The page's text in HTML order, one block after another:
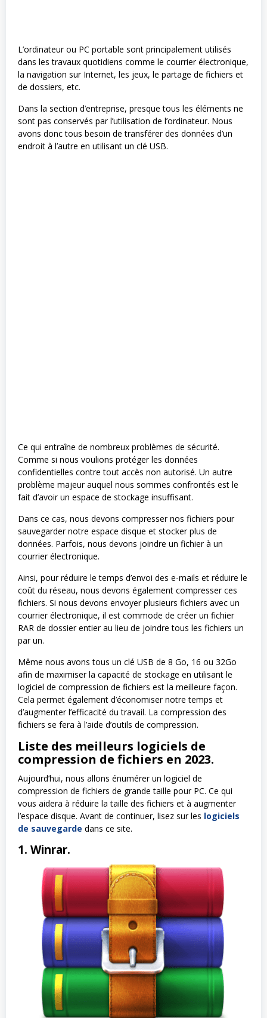
L’ordinateur ou PC portable sont principalement utilisés
dans les travaux quotidiens comme le courrier électronique,
la navigation sur Internet, les jeux, le partage de fichiers et
de dossiers, etc.
Dans la section d’entreprise, presque tous les éléments ne
sont pas conservés par l’utilisation de l’ordinateur. Nous
avons donc tous besoin de transférer des données d’un
endroit à l’autre en utilisant un clé USB.
Ce qui entraîne de nombreux problèmes de sécurité.
Comme si nous voulions protéger les données
confidentielles contre tout accès non autorisé. Un autre
problème majeur auquel nous sommes confrontés est le
fait d’avoir un espace de stockage insuffisant.
Dans ce cas, nous devons compresser nos fichiers pour
sauvegarder notre espace disque et stocker plus de
données. Parfois, nous devons joindre un fichier à un
courrier électronique.
Ainsi, pour réduire le temps d’envoi des e-mails et réduire le
coût du réseau, nous devons également compresser ces
fichiers. Si nous devons envoyer plusieurs fichiers avec un
courrier électronique, il est commode de créer un fichier
RAR de dossier entier au lieu de joindre tous les fichiers un
par un.
Même nous avons tous un clé USB de 8 Go, 16 ou 32Go
afin de maximiser la capacité de stockage en utilisant le
logiciel de compression de fichiers est la meilleure façon.
Cela permet également d’économiser notre temps et
d’augmenter l’efficacité du travail. La compression des
fichiers se fera à l’aide d’outils de compression.
Liste des meilleurs logiciels de
compression de fichiers en 2023.
Aujourd’hui, nous allons énumérer un logiciel de
compression de fichiers de grande taille pour PC. Ce qui
vous aidera à réduire la taille des fichiers et à augmenter
l’espace disque. Avant de continuer, lisez sur les logiciels
de sauvegarde dans ce site.
1. Winrar.